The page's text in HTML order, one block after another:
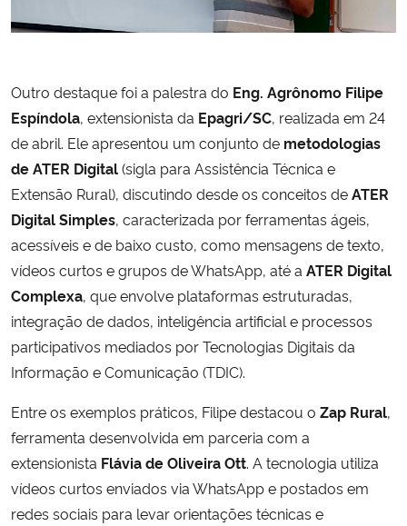
Outro destaque foi a palestra do Eng. Agrônomo Filipe
Espíndola, extensionista da Epagri/SC, realizada em 24
de abril. Ele apresentou um conjunto de metodologias
de ATER Digital(sigla para Assistência Técnica e
Extensão Rural), discutindo desde os conceitos deATER
Digital Simples, caracterizada por ferramentas ágeis,
acessíveis e de baixo custo, como mensagens de texto,
vídeos curtos e grupos de WhatsApp, até a ATER Digital
Complexa, que envolve plataformas estruturadas,
integração de dados, inteligência artificial e processos
participativos mediados por Tecnologias Digitais da
Informação e Comunicação (TDIC).
Entre os exemplos práticos, Filipe destacou o Zap Rural,
ferramenta desenvolvida em parceria com a
extensionista Flávia de Oliveira Ott. A tecnologia utiliza
vídeos curtos enviados via WhatsApp e postados em
redes sociais para levar orientações técnicas e